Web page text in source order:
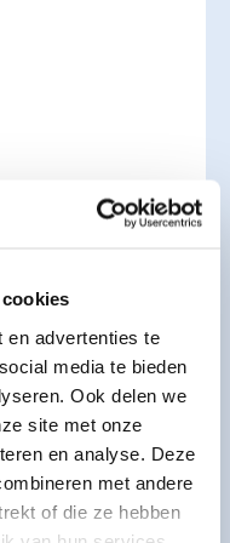
en advertenties te
media te bieden
Ook delen we
site met onze
en analyse. Deze
met andere
of die ze hebben